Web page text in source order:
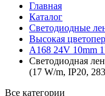
Главная
Каталог
Светодиодные
Высокая
A168 24V 10mm
Светодиодная
(17 W/m, IP20,
Все категории